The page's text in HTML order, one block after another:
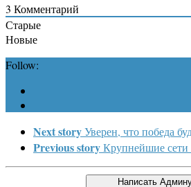
3 Комментарий
Старые
Новые
Follow:
Next storyУверен, что победа
Previous storyКрупнейшие сети